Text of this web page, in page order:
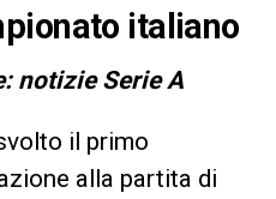
italiano
notizie Serie A
il primo
alla partita di